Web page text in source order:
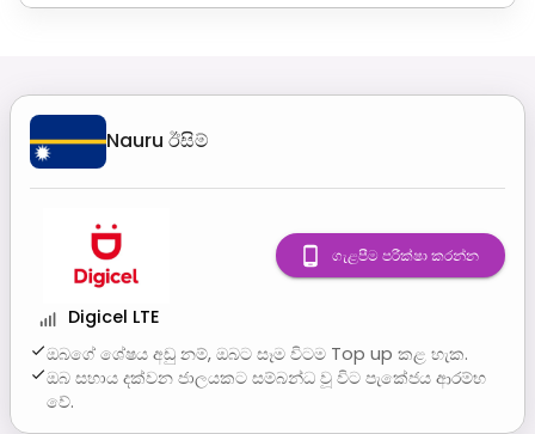
Nauru ඊසිම්
Digicel LTE
ඔබගේ ශේෂය අඩු නම්, ඔබට සෑම විටම Top up කළ හැක.
ඔබ සහාය දක්වන ජාලයකට සම්බන්ධ වූ විට පැකේජය ආරම්භ
වේ.
ගැළපීම පරීක්ෂා කරන්න